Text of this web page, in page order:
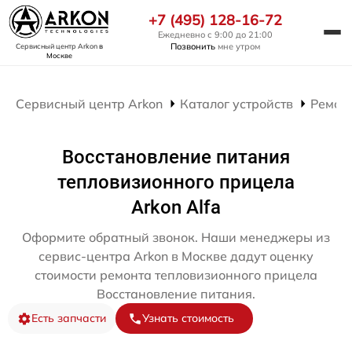
Сервисный центр Arkonв
Москве
+7 (495) 128-16-72
Ежедневно с 9:00 до 21:00
Позвонить мне утром
Сервисный центр Arkon Каталог устройств
Восстановление питания
тепловизионного прицела
Arkon Alfa
Оформите обратный звонок. Наши менеджеры из
сервис-центра Arkon в Москве дадут оценку
стоимости ремонта тепловизионного прицела
Восстановление питания.
Есть запчасти Узнать стоимость